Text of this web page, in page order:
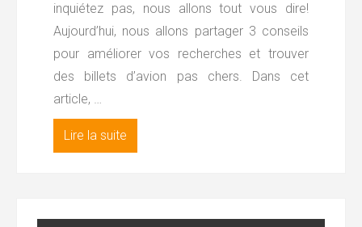
inquiétez pas, nous allons tout vous dire!
Aujourd’hui, nous allons partager 3 conseils
pour améliorer vos recherches et trouver
des billets d’avion pas chers. Dans cet
article, …
Lire la suite